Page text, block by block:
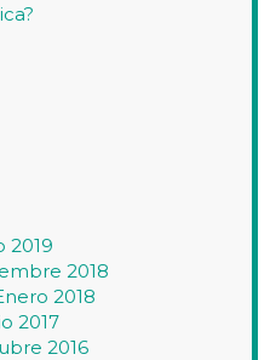
2019
2018
2018
2017
2016